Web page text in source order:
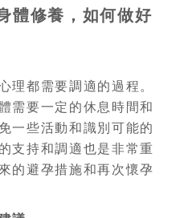
體修養，如何做好
理都需要調適的過程。
需要一定的休息時間和
一些活動和識別可能的
支持和調適也是非常重
的避孕措施和再次懷孕